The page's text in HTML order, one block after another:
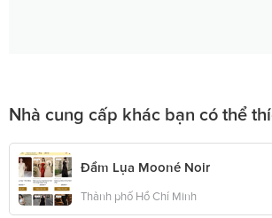
Nhà cung cấp khác bạn có thể
Đầm Lụa Mooné Noir
Thành phố Hồ Chí Minh